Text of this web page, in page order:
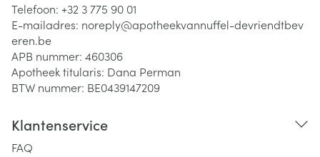
Telefoon: +32 3 775 90 01
E-mailadres: noreply@apotheekvannuffel-devriendtbev
eren.be
APB nummer: 460306
Apotheek titularis: Dana Perman
BTW nummer: BE0439147209
Klantenservice
FAQ